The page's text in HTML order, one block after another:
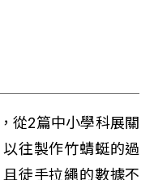
從2篇中小學科展關
往製作竹蜻蜓的過
徒手拉繩的數據不